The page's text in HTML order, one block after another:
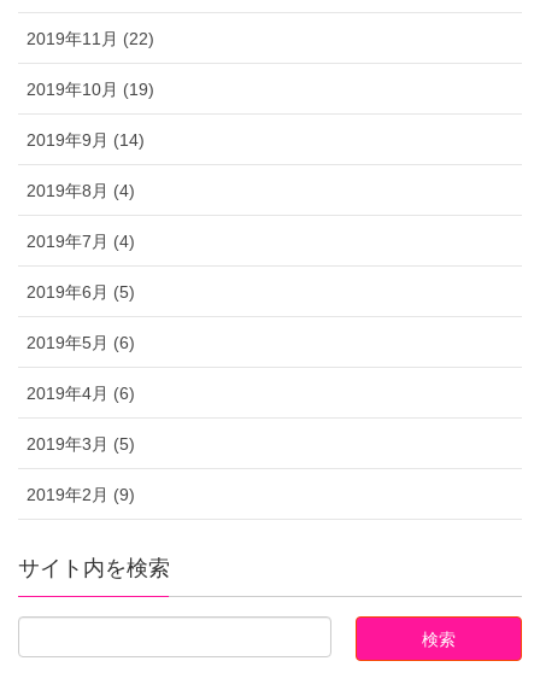
2019年11月 (22)
2019年10月 (19)
2019年9月 (14)
2019年8月 (4)
2019年7月 (4)
2019年6月 (5)
2019年5月 (6)
2019年4月 (6)
2019年3月 (5)
2019年2月 (9)
サイト内を検索